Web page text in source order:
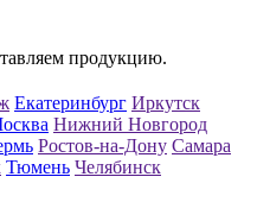
продукцию.
Екатеринбург Иркутск
Нижний Новгород
Ростов-на-Дону Самара
Тюмень Челябинск